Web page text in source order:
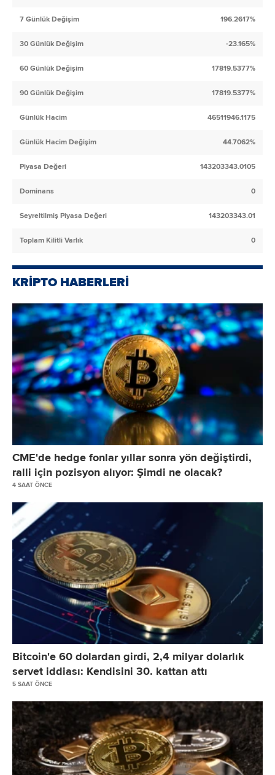
7 Günlük Değişim 196.2617%
30 Günlük Değişim -23.165%
60 Günlük Değişim 17819.5377%
90 Günlük Değişim 17819.5377%
Günlük Hacim 46511946.1175
Günlük Hacim Değişim 44.7062%
Piyasa Değeri 143203343.0105
Dominans 0
Seyreltilmiş Piyasa Değeri 143203343.01
Toplam Kilitli Varlık 0
KRİPTO HABERLERİ
CME'de hedge fonlar yıllar sonra yön değiştirdi,
ralli için pozisyon alıyor: Şimdi ne olacak?
4 SAAT ÖNCE
Bitcoin'e 60 dolardan girdi, 2,4 milyar dolarlık
servet iddiası: Kendisini 30. kattan attı
5 SAAT ÖNCE